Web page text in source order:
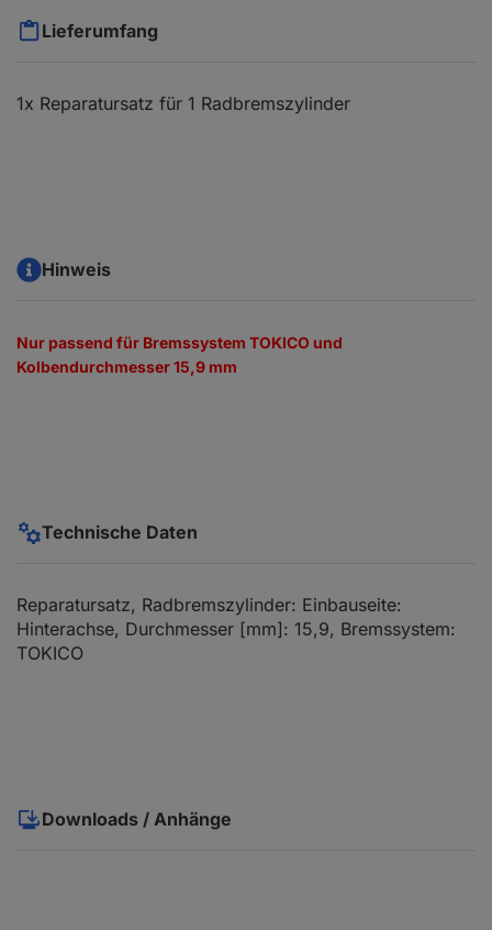
Lieferumfang
1x Reparatursatz für 1 Radbremszylinder
Hinweis
Nur passend für Bremssystem TOKICO und
Kolbendurchmesser 15,9 mm
Technische Daten
Reparatursatz, Radbremszylinder: Einbauseite:
Hinterachse, Durchmesser [mm]: 15,9, Bremssystem:
TOKICO
Downloads / Anhänge